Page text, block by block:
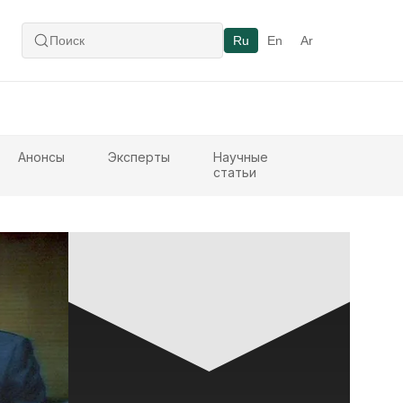
Ru En Ar
Анонсы Эксперты
Научные
статьи